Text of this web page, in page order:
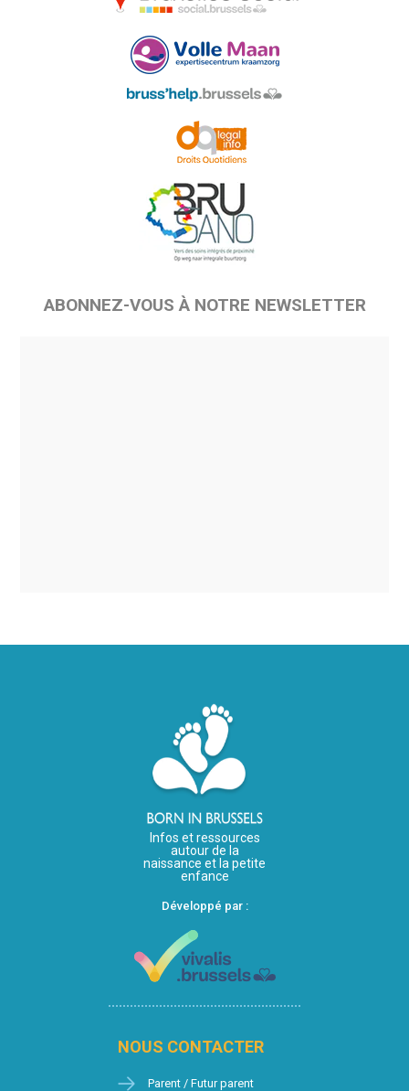
ABONNEZ-VOUS À NOTRE NEWSLETTER
Infos et ressources
autour de la
naissance et la petite
enfance
Développé par :
NOUS CONTACTER
Parent / Futur parent